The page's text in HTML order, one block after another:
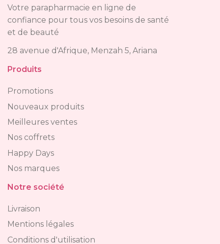
Votre parapharmacie en ligne de
confiance pour tous vos besoins de santé
et de beauté
28 avenue d'Afrique, Menzah 5, Ariana
Produits
Promotions
Nouveaux produits
Meilleures ventes
Nos coffrets
Happy Days
Nos marques
Notre société
Livraison
Mentions légales
Conditions d'utilisation